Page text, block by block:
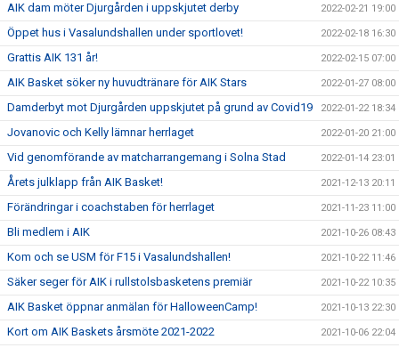
AIK dam möter Djurgården i uppskjutet derby 2022-02-21 19:00
Öppet hus i Vasalundshallen under sportlovet! 2022-02-18 16:30
Grattis AIK 131 år! 2022-02-15 07:00
AIK Basket söker ny huvudtränare för AIK Stars 2022-01-27 08:00
Damderbyt mot Djurgården uppskjutet på grund av Covid19 2022-01-22 18:34
Jovanovic och Kelly lämnar herrlaget 2022-01-20 21:00
Vid genomförande av matcharrangemang i Solna Stad 2022-01-14 23:01
Årets julklapp från AIK Basket! 2021-12-13 20:11
Förändringar i coachstaben för herrlaget 2021-11-23 11:00
Bli medlem i AIK 2021-10-26 08:43
Kom och se USM för F15 i Vasalundshallen! 2021-10-22 11:46
Säker seger för AIK i rullstolsbasketens premiär 2021-10-22 10:35
AIK Basket öppnar anmälan för HalloweenCamp! 2021-10-13 22:30
Kort om AIK Baskets årsmöte 2021-2022 2021-10-06 22:04